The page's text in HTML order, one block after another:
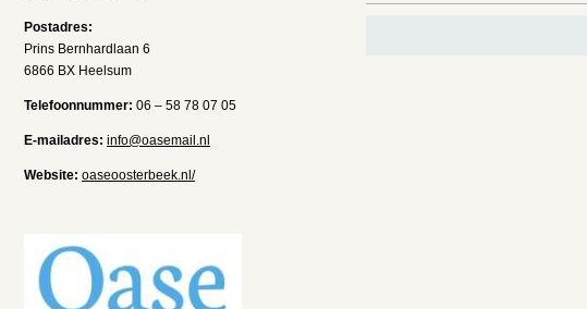
Postadres:
Prins Bernhardlaan 6
6866 BX Heelsum
Telefoonnummer: 06 – 58 78 07 05
E-mailadres: info@oasemail.nl
Website: oaseoosterbeek.nl/